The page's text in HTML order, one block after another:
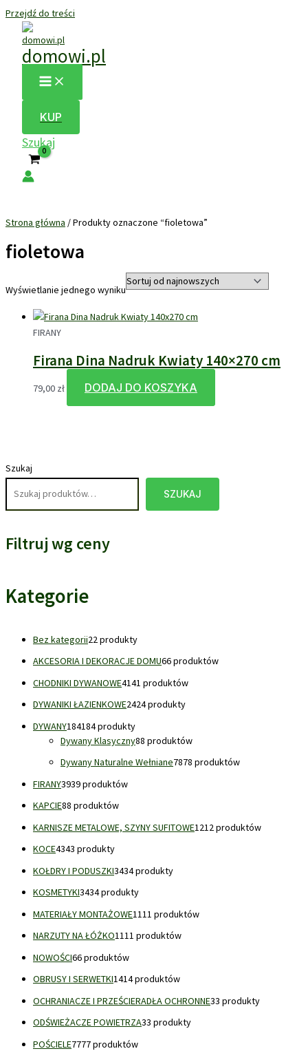
Przejdź do treści
domowi.pl
KUP
Szukaj
Szukaj
SZUKAJ
Filtruj wg ceny
Kategorie
Bez kategorii22 produkty
AKCESORIA I DEKORACJE DOMU66 produktów
CHODNIKI DYWANOWE4141 produktów
DYWANIKI ŁAZIENKOWE2424 produkty
DYWANY184184 produkty
Dywany Klasyczny88 produktów
Dywany Naturalne Wełniane7878 produktów
FIRANY3939 produktów
KAPCIE88 produktów
KARNISZE METALOWE, SZYNY SUFITOWE1212 produktów
KOCE4343 produkty
KOŁDRY I PODUSZKI3434 produkty
KOSMETYKI3434 produkty
MATERIAŁY MONTAŻOWE11 11 produktów
NARZUTY NA ŁÓŻKO1111 produktów
NOWOŚCI66 produktów
OBRUSY I SERWETKI1414 produktów
OCHRANIACZE I PRZEŚCIERADŁA OCHRONNE33 produkty
ODŚWIEŻACZE POWIETRZA33 produkty
POŚCIELE7777 produktów
Strona główna / Produkty oznaczone “fioletowa”
fioletowa
Wyświetlanie jednego wyniku
FIRANY
Firana Dina Nadruk Kwiaty 140×270 cm
79,00 zł DODAJ DO KOSZYKA